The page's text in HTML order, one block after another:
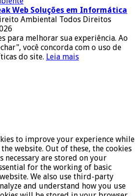
Web Soluções em Informática
Ambiental Todos Direitos
para melhorar sua experiência. Ao
você concorda com o uso de
do site. Leia mais
to improve your experience while
website. Out of these, the cookies
necessary are stored on your
for the working of basic
We also use third-party
and understand how you use